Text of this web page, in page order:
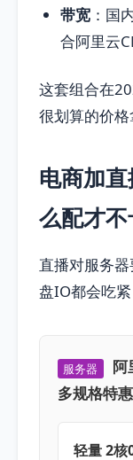
带宽 ：国
合阿里云
这套组合在
很划算的价格
电商加
么配才不
直播对服务
盘IO都会吃
服务器
阿
多规格特惠
轻量 2核